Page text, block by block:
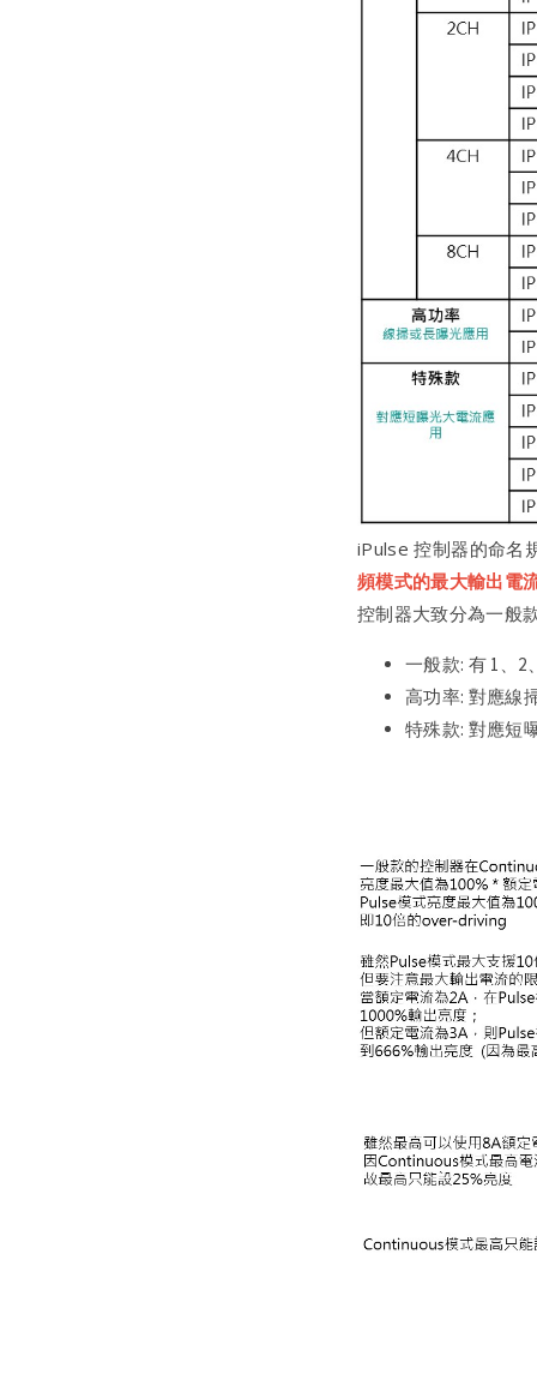
iPulse 控制器的命名
頻模式的最大輸出電
控制器大致分為一般
一般款: 有 1、2
高功率: 對應線
特殊款: 對應短